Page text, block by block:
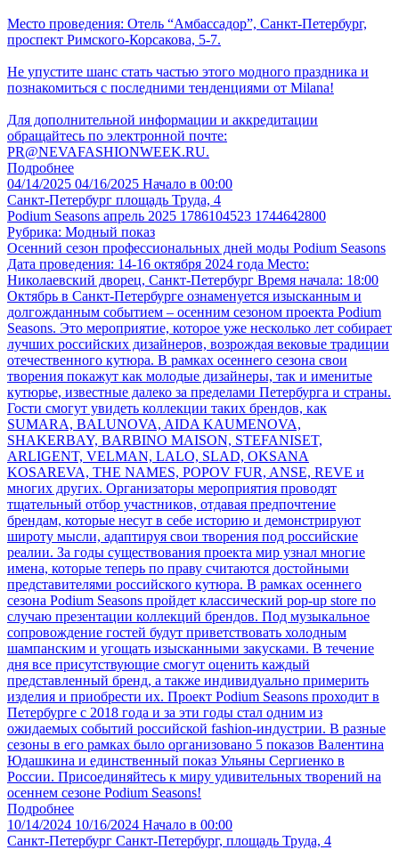
Место проведения: Отель “Амбассадор”, Санкт-Петербург,
проспект Римского-Корсакова, 5-7.
Не упустите шанс стать частью этого модного праздника и
познакомиться с последними тенденциями от Milanа!
Для дополнительной информации и аккредитации
обращайтесь по электронной почте:
PR@NEVAFASHIONWEEK.RU.
Подробнее
04/14/2025 04/16/2025 Начало в 00:00
Санкт-Петербург площадь Труда, 4
Podium Seasons апрель 2025 1786104523 1744642800
Рубрика: Модный показ
Осенний сезон профессиональных дней моды Podium Seasons
Дата проведения: 14-16 октября 2024 года Место:
Николаевский дворец, Санкт-Петербург Время начала: 18:00
Октябрь в Санкт-Петербурге ознаменуется изысканным и
долгожданным событием – осенним сезоном проекта Podium
Seasons. Это мероприятие, которое уже несколько лет собирает
лучших российских дизайнеров, возрождая вековые традиции
отечественного кутюра. В рамках осеннего сезона свои
творения покажут как молодые дизайнеры, так и именитые
кутюрье, известные далеко за пределами Петербурга и страны.
Гости смогут увидеть коллекции таких брендов, как
SUMARA, BALUNOVA, AIDA KAUMENOVA,
SHAKERBAY, BARBINO MAISON, STEFANISET,
ARLIGENT, VELMAN, LALO, SLAD, OKSANA
KOSAREVA, THE NAMES, POPOV FUR, ANSE, REVE и
многих других. Организаторы мероприятия проводят
тщательный отбор участников, отдавая предпочтение
брендам, которые несут в себе историю и демонстрируют
широту мысли, адаптируя свои творения под российские
реалии. За годы существования проекта мир узнал многие
имена, которые теперь по праву считаются достойными
представителями российского кутюра. В рамках осеннего
сезона Podium Seasons пройдет классический pop-up store по
случаю презентации коллекций брендов. Под музыкальное
сопровождение гостей будут приветствовать холодным
шампанским и угощать изысканными закусками. В течение
дня все присутствующие смогут оценить каждый
представленный бренд, а также индивидуально примерить
изделия и приобрести их. Проект Podium Seasons проходит в
Петербурге с 2018 года и за эти годы стал одним из
ожидаемых событий российской fashion-индустрии. В разные
сезоны в его рамках было организовано 5 показов Валентина
Юдашкина и единственный показ Ульяны Сергиенко в
России. Присоединяйтесь к миру удивительных творений на
осеннем сезоне Podium Seasons!
Подробнее
10/14/2024 10/16/2024 Начало в 00:00
Санкт-Петербург Санкт-Петербург, площадь Труда, 4